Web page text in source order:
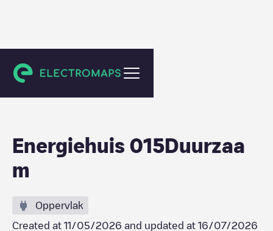
Delft
Energiehuis 015Duurzaa
m
Oppervlak
Created at 11/05/2026 and updated at 16/07/2026